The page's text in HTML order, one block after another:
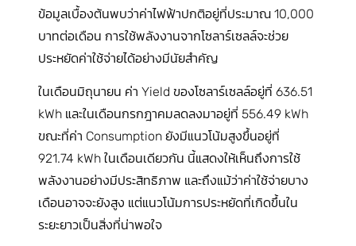
ข้อมูลเบื้องต้นพบว่าค่าไฟฟ้าปกติอยู่ที่ประมาณ 10,000
บาทต่อเดือน การใช้พลังงานจากโซลาร์เซลล์จะช่วย
ประหยัดค่าใช้จ่ายได้อย่างมีนัยสำคัญ
ในเดือนมิถุนายน ค่า Yield ของโซลาร์เซลล์อยู่ที่ 636.51
kWh และในเดือนกรกฎาคมลดลงมาอยู่ที่ 556.49 kWh
ขณะที่ค่า Consumption ยังมีแนวโน้มสูงขึ้นอยู่ที่
921.74 kWh ในเดือนเดียวกัน นี้แสดงให้เห็นถึงการใช้
พลังงานอย่างมีประสิทธิภาพ และถึงแม้ว่าค่าใช้จ่ายบาง
เดือนอาจจะยังสูง แต่แนวโน้มการประหยัดที่เกิดขึ้นใน
ระยะยาวเป็นสิ่งที่น่าพอใจ